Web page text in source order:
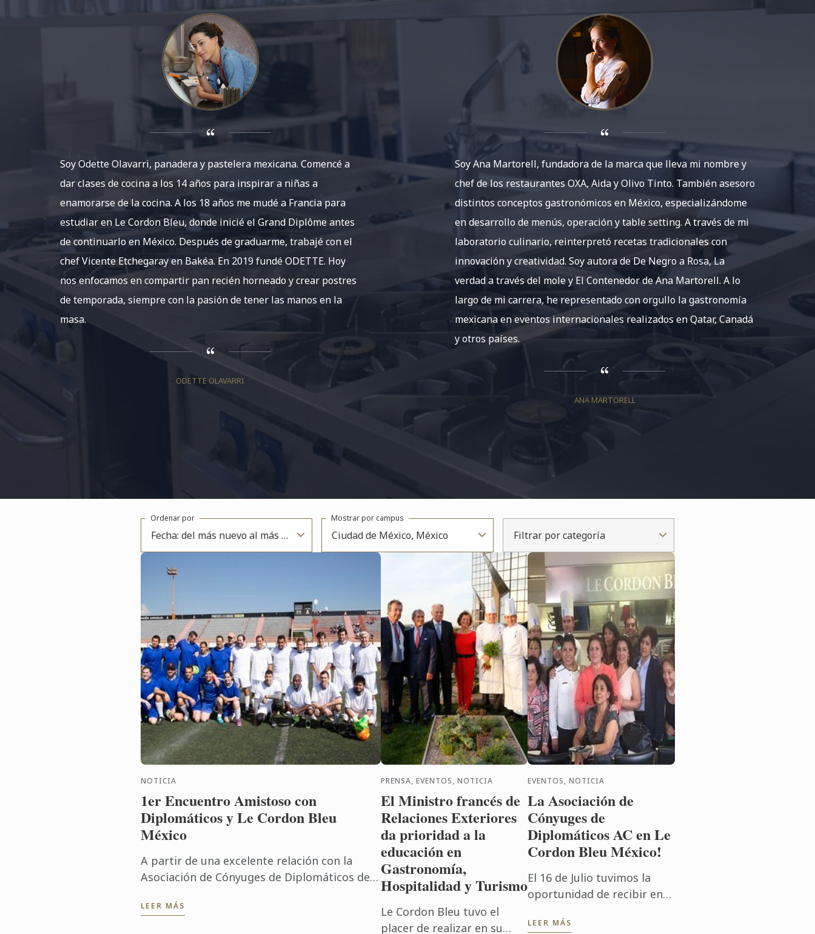
Soy Odette Olavarri, panadera y pastelera mexicana. Comencé a
dar clases de cocina a los 14 años para inspirar a niñas a
enamorarse de la cocina. A los 18 años me mudé a Francia para
estudiar en Le Cordon Bleu, donde inicié el Grand Diplôme antes
de continuarlo en México. Después de graduarme, trabajé con el
chef Vicente Etchegaray en Bakéa. En 2019 fundé ODETTE. Hoy
nos enfocamos en compartir pan recién horneado y crear postres
de temporada, siempre con la pasión de tener las manos en la
masa.
ODETTE OLAVARRI
Soy Ana Martorell, fundadora de la marca que lleva mi nombre y
chef de los restaurantes OXA, Aida y Olivo Tinto. También asesoro
distintos conceptos gastronómicos en México, especializándome
en desarrollo de menús, operación y table setting. A través de mi
laboratorio culinario, reinterpretó recetas tradicionales con
innovación y creatividad. Soy autora de De Negro a Rosa, La
verdad a través del mole y El Contenedor de Ana Martorell. A lo
largo de mi carrera, he representado con orgullo la gastronomía
mexicana en eventos internacionales realizados en Qatar, Canadá
y otros países.
ANA MARTORELL
Fecha: del más nuevo al más antiguo
Ordenar por
Ciudad de México, México
Mostrar por campus
Filtrar por categoría
NOTICIA
1er Encuentro Amistoso con
Diplomáticos y Le Cordon Bleu
México
A partir de una excelente relación con la
Asociación de Cónyuges de Diplomáticos de
evento, recibiendo en las ...
LEER MÁS
PRENSA, EVENTOS, NOTICIA
El Ministro francés de
Relaciones Exteriores
da prioridad a la
educación en
Gastronomía,
Hospitalidad y Turismo
Le Cordon Bleu tuvo el
placer de realizar en su
EVENTOS, NOTICIA
La Asociación de
Cónyuges de
Diplomáticos AC en Le
Cordon Bleu México!
El 16 de Julio tuvimos la
oportunidad de recibir en
Asociación de Cónyuges de
LEER MÁS